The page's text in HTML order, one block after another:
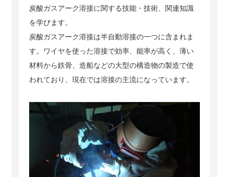
炭酸ガスアーク溶接に関する技能・技術、関連知識
を学びます。
炭酸ガスアーク溶接は半自動溶接の一つに含まれま
す。ワイヤを使った溶接で効率、能率が高く、薄い
材料から鉄骨、造船などの大型の構造物の製造で使
われており、現在では溶接の主流になっています。